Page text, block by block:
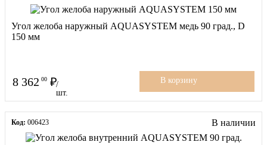
Угол желоба наружный AQUASYSTEM медь 90 град., D
150 мм
8 362 00
/
шт.
В корзину
Код: 006423 В наличии